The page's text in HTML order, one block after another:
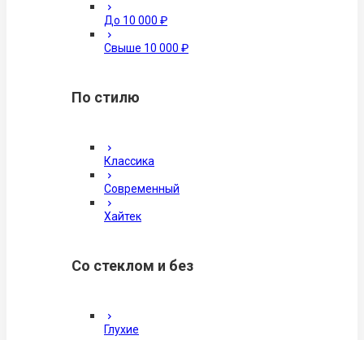
До 10 000 ₽
Свыше 10 000 ₽
По стилю
Классика
Современный
Хайтек
Со стеклом и без
Глухие